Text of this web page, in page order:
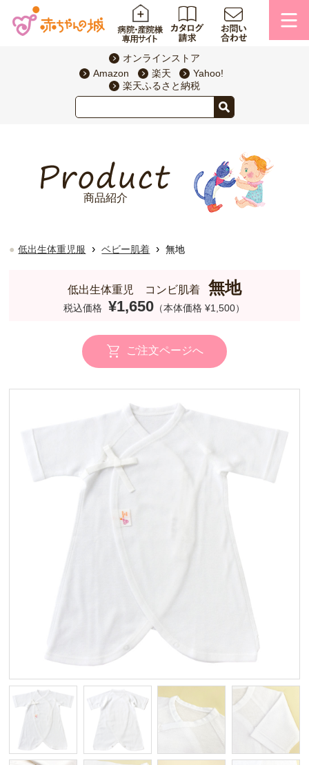
オンラインストア
Amazon
楽天
Yahoo!
楽天ふるさと納税
商品紹介
低出生体重児服 › ベビー肌着 › 無地
低出生体重児 コンビ肌着 無地
税込価格 ¥1,650 （本体価格 ¥1,500）
ご注文ページへ